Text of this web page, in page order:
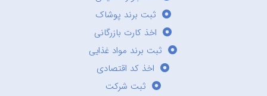
ثبت برند پوشاک
اخذ کارت بازرگانی
ثبت برند مواد غذایی
اخذ کد اقتصادی
ثبت شرکت